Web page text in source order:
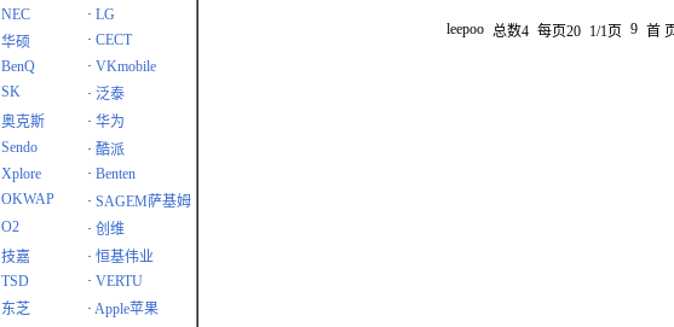
NEC · LG
华硕 · CECT
BenQ · VKmobile
SK · 泛泰
奥克斯 · 华为
Sendo · 酷派
Xplore · Benten
OKWAP · SAGEM萨基姆
O2 · 创维
技嘉 · 恒基伟业
TSD · VERTU
东芝 · Apple苹果
leepoo 总数4 每页20 1/1页 9 首